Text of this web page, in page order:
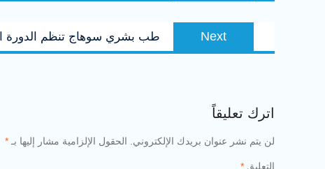
Next
Next
post:
طب بشري سوهاج تنظم الدورة
اترك تعليقاً
لن يتم نشر عنوان بريدك الإلكتروني. الحقول الإلزامية مشار إليها بـ *
التعليق *